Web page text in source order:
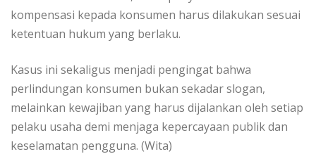
kompensasi kepada konsumen harus dilakukan sesuai
ketentuan hukum yang berlaku.
Kasus ini sekaligus menjadi pengingat bahwa
perlindungan konsumen bukan sekadar slogan,
melainkan kewajiban yang harus dijalankan oleh setiap
pelaku usaha demi menjaga kepercayaan publik dan
keselamatan pengguna. (Wita)